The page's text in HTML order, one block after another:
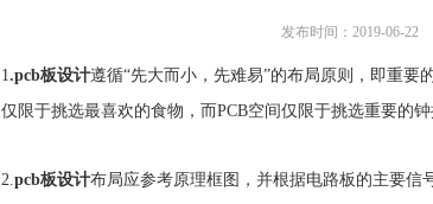
发布时间：2019-06-22
1.pcb板设计遵循“先大而小，先难易”的布局原则，即重要
仅限于挑选最喜欢的食物，而PCB空间仅限于挑选重要的钟
2.pcb板设计布局应参考原理框图，并根据电路板的主要信